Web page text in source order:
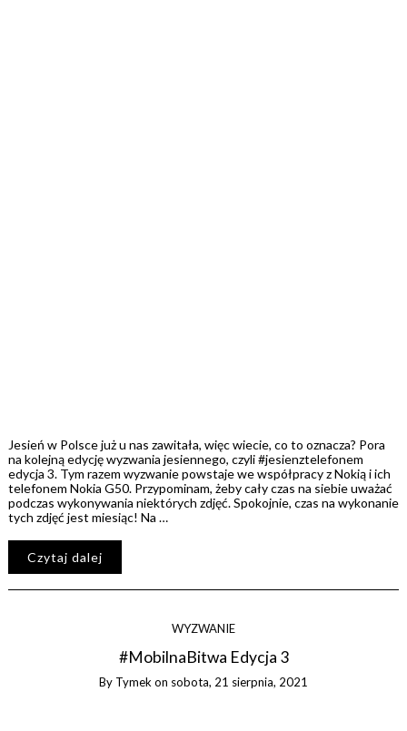
Jesień w Polsce już u nas zawitała, więc wiecie, co to oznacza? Pora
na kolejną edycję wyzwania jesiennego, czyli #jesienztelefonem
edycja 3. Tym razem wyzwanie powstaje we współpracy z Nokią i ich
telefonem Nokia G50. Przypominam, żeby cały czas na siebie uważać
podczas wykonywania niektórych zdjęć. Spokojnie, czas na wykonanie
tych zdjęć jest miesiąc! Na …
Czytaj dalej
WYZWANIE
#MobilnaBitwa Edycja 3
By Tymekon sobota, 21 sierpnia, 2021